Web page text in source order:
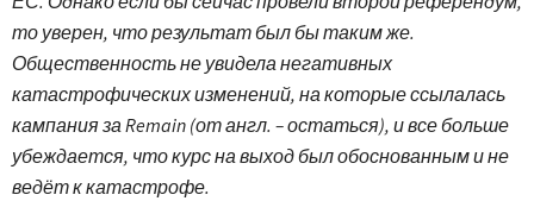
то уверен, что результат был бы таким же.
Общественность не увидела негативных
катастрофических изменений, на которые ссылалась
кампания за Remain (от англ. – остаться), и все больше
убеждается, что курс на выход был обоснованным и не
ведёт к катастрофе.